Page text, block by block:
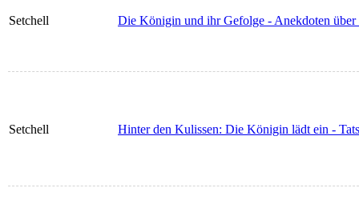
Setchell Die Königin und ihr Gefolge - Anekdoten
Setchell Hinter den Kulissen: Die Königin lädt ein -